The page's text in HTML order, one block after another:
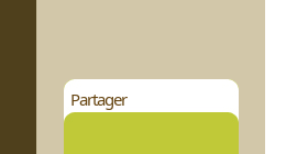
Partager